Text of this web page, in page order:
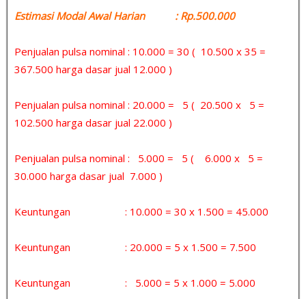
Estimasi Modal Awal Harian : Rp.500.000
Penjualan pulsa nominal : 10.000 = 30 ( 10.500 x 35 =
367.500 harga dasar jual 12.000 )
Penjualan pulsa nominal : 20.000 = 5 ( 20.500 x 5 =
102.500 harga dasar jual 22.000 )
Penjualan pulsa nominal : 5.000 = 5 ( 6.000 x 5 =
30.000 harga dasar jual 7.000 )
Keuntungan : 10.000 = 30 x 1.500 = 45.000
Keuntungan : 20.000 = 5 x 1.500 = 7.500
Keuntungan : 5.000 = 5 x 1.000 = 5.000